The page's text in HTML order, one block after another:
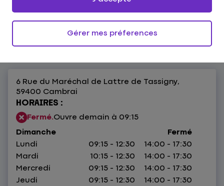
Cambrai
4,5 103 avisDonnez votre avis
6 Rue du Maréchal de Lattre de Tassigny,
59400 Cambrai
HORAIRES :
Fermé.Ouvre demain à 09:15
Dimanche
Fermé
Lundi
09:15 - 12:30
14:00 - 17:30
Mardi
10:15 - 12:30
14:00 - 17:30
Mercredi
09:15 - 12:30
14:00 - 17:30
Jeudi
09:15 - 12:30
14:00 - 17:30
Gérer mes préferences